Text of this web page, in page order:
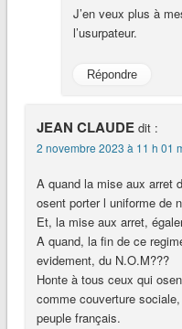
J’en veux plus à
l’usurpateur.
Répondre
JEAN CLAUDE dit :
2 novembre 2023 à 11 h 01
A quand la mise aux arret
osent porter l uniforme de
Et, la mise aux arret,
A quand, la fin de ce
evidement, du N.O.M???
Honte à tous ceux qui
comme couverture
peuple français.